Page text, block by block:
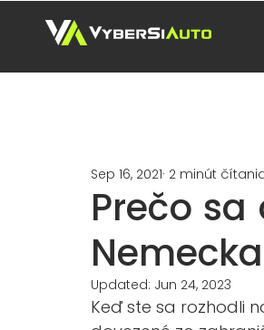
Prečo
Sep 16, 2021 2 minút
Updated: Jun 24, 2023
Keď ste sa rozhodli